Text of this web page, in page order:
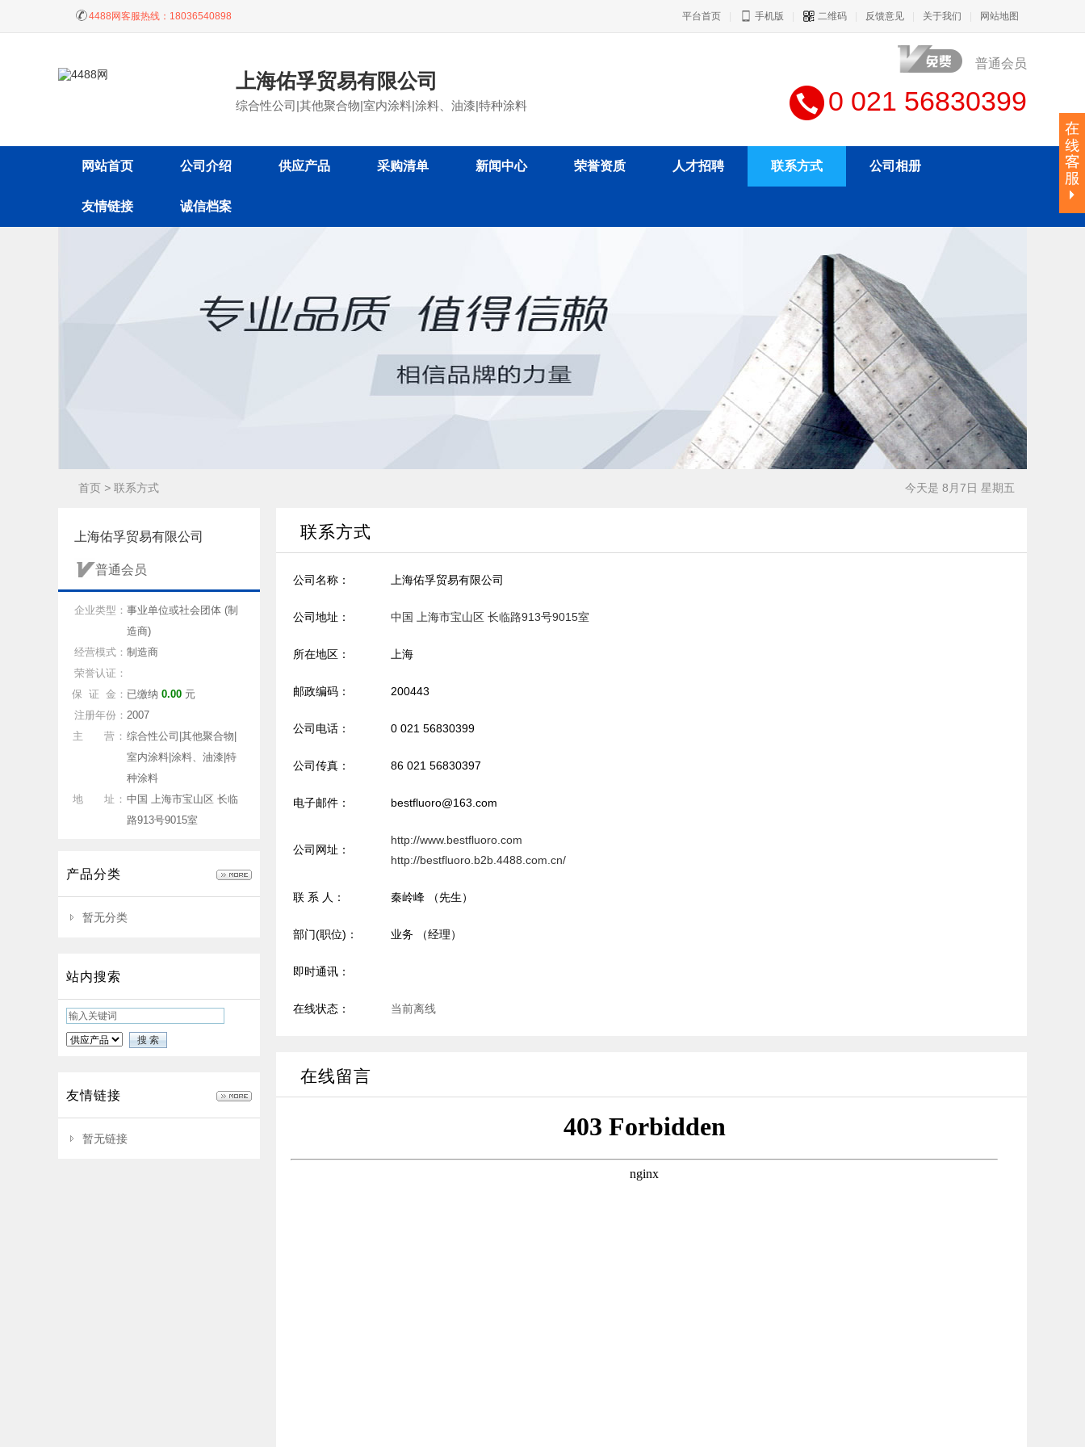
4488网客服热线： 18036540898 平台首页 手机版 二维码 反馈意见 关于我们 网站地图
上海佑孚贸易有限公司
综合性公司|其他聚合物|室内涂料|涂料、油漆|特种涂料
普通会员
0 021 56830399
网站首页 公司介绍 供应产品 采购清单 新闻中心 荣誉资质 人才招聘 联系方式 公司相册
友情链接 诚信档案
今天是 8月7日 星期五
首页 > 联系方式
上海佑孚贸易有限公司
普通会员
企业类型： 事业单位或社会团体 (制
造商)
经营模式： 制造商
荣誉认证：
保 证 金： 已缴纳 0.00 元
注册年份： 2007
主 营： 综合性公司|其他聚合物|
室内涂料|涂料、油漆|特
种涂料
地 址： 中国 上海市宝山区 长临
路913号9015室
产品分类
暂无分类
站内搜索
友情链接
暂无链接
联系方式
公司名称： 上海佑孚贸易有限公司
公司地址： 中国 上海市宝山区 长临路913号9015室
所在地区： 上海
邮政编码： 200443
公司电话： 0 021 56830399
公司传真： 86 021 56830397
电子邮件： bestfluoro@163.com
公司网址：
http://www.bestfluoro.com
http://bestfluoro.b2b.4488.com.cn/
联 系 人： 秦岭峰 （先生）
部门(职位)： 业务 （经理）
即时通讯：
在线状态： 当前离线
在线留言